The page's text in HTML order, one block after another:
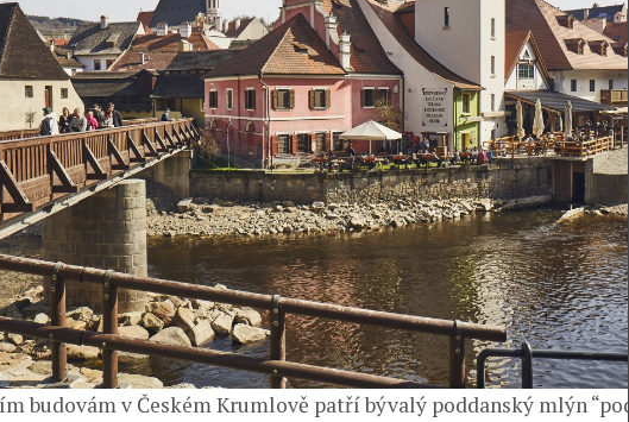
budovám v Českém Krumlově patří bývalý poddanský mlýn “pod